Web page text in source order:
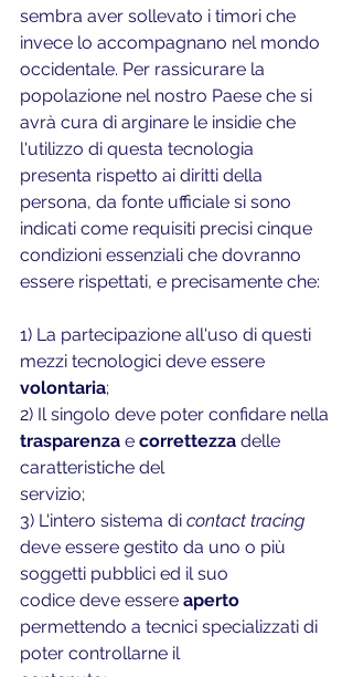
sembra aver sollevato i timori che
invece lo accompagnano nel mondo
occidentale. Per rassicurare la
popolazione nel nostro Paese che si
avrà cura di arginare le insidie che
l'utilizzo di questa tecnologia
presenta rispetto ai diritti della
persona, da fonte ufficiale si sono
indicati come requisiti precisi cinque
condizioni essenziali che dovranno
essere rispettati, e precisamente che:
1) La partecipazione all'uso di questi
mezzi tecnologici deve essere
volontaria;
2) Il singolo deve poter confidare nella
trasparenza e correttezza delle
caratteristiche del
servizio;
3) L'intero sistema di contact tracing
deve essere gestito da uno o più
soggetti pubblici ed il suo
codice deve essere aperto
permettendo a tecnici specializzati di
poter controllarne il